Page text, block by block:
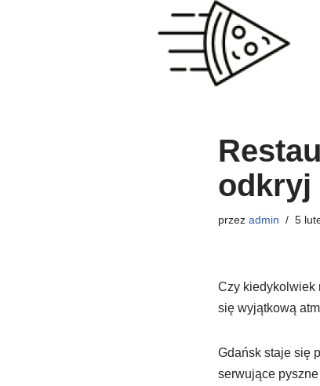
odkryj
przez admin 5
Czy kiedykolwiek
się wyjątkową
Gdańsk staje się
serwujące